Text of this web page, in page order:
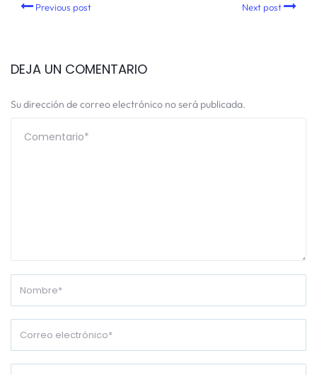
Previous post Next post
DEJA UN COMENTARIO
Su dirección de correo electrónico no será publicada.